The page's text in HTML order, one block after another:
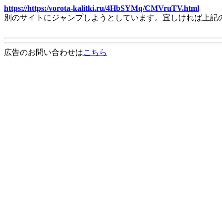
https://https:/vorota-kalitki.ru/4HbSYMq/CMVruTV.html
別のサイトにジャンプしようとしています。宜しければ上
広告のお問い合わせはこちら